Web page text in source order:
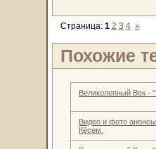
Страница: 1 2 3 4 »
Похожие
Великолепный Век -
Видео и фото
Кёсем.